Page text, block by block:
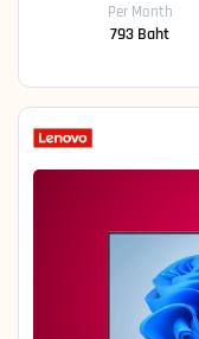
Per Month
793 Baht